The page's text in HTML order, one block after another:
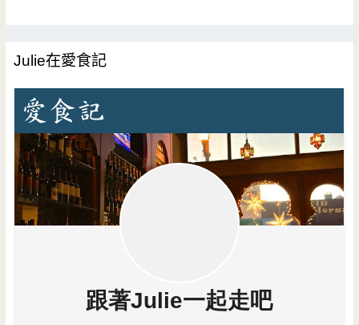
Julie在愛食記